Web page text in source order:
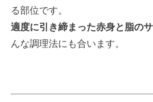
る部位です。
適度に引き締まった赤身と脂の
んな調理法にも合います。